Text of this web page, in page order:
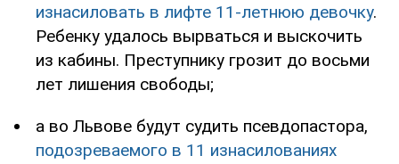
изнасиловать в лифте 11-летнюю девочку.
Ребенку удалось вырваться и выскочить
из кабины. Преступнику грозит до восьми
лет лишения свободы;
а во Львове будут судить псевдопастора,
подозреваемого в 11 изнасилованиях